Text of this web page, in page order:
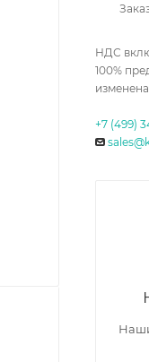
НДС
100%
+7 (499)